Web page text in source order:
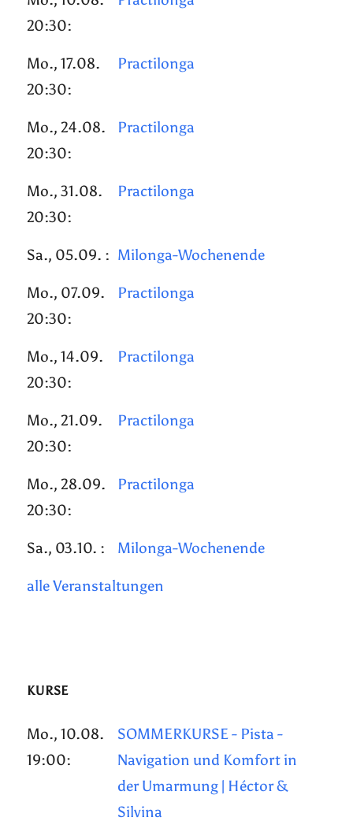
20:30:
Mo., 17.08.
20:30:
Practilonga
Mo., 24.08.
20:30:
Practilonga
Mo., 31.08.
20:30:
Practilonga
Sa., 05.09. : Milonga-Wochenende
Mo., 07.09.
20:30:
Practilonga
Mo., 14.09.
20:30:
Practilonga
Mo., 21.09.
20:30:
Practilonga
Mo., 28.09.
20:30:
Practilonga
Sa., 03.10. : Milonga-Wochenende
alle Veranstaltungen
KURSE
Mo., 10.08.
19:00:
SOMMERKURSE - Pista -
Navigation und Komfort in
der Umarmung | Héctor &
Silvina